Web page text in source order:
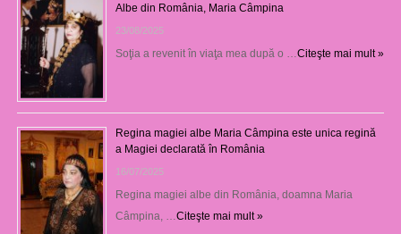
Albe din România, Maria Câmpina
23/08/2025
Soţia a revenit în viaţa mea după o …Citeşte mai mult »
Regina magiei albe Maria Câmpina este unica regină
a Magiei declarată în România
16/07/2025
Regina magiei albe din România, doamna Maria
Câmpina, …Citeşte mai mult »